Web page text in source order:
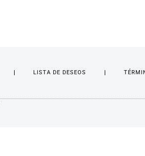
LISTA DE DESEOS